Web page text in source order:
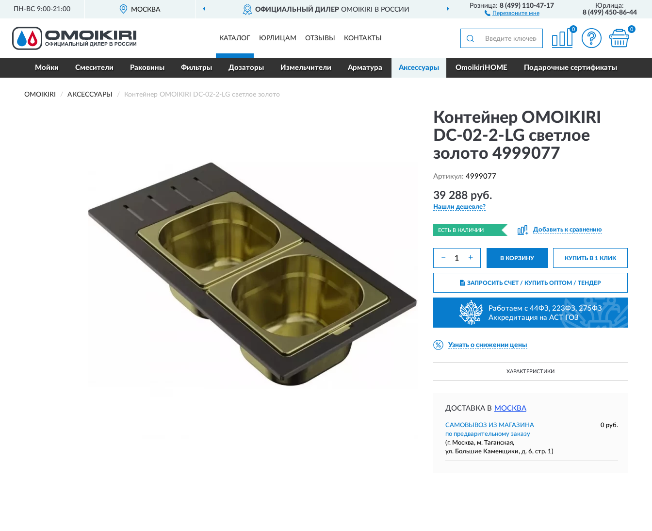
ПН-ВС 9:00-21:00 МОСКВА ОФИЦИАЛЬНЫЙ ДИЛЕР OMOIKIRI В РОССИИ ДОСТАВИМПО ВСЕЙ РОССИИ
Розница:8 (499) 110-47-17
Перезвоните мне
Юрлица:
8 (499) 450-86-44
КАТАЛОГ ЮРЛИЦАМ ОТЗЫВЫ КОНТАКТЫ
0 0
Мойки Смесители Раковины Фильтры Дозаторы Измельчители Арматура Аксессуары OmoikiriHOME Подарочные сертификаты
OMOIKIRI АКСЕССУАРЫ Контейнер OMOIKIRI DC-02-2-LG светлое золото
Контейнер OMOIKIRI
DC-02-2-LG светлое
золото 4999077
Артикул: 4999077
39 288 руб.
Нашли дешевле?
ЕСТЬ В НАЛИЧИИ Добавить к сравнению
− + В КОРЗИНУ КУПИТЬ В 1 КЛИК
ЗАПРОСИТЬ СЧЕТ / КУПИТЬ ОПТОМ/ ТЕНДЕР
Работаем с 44ФЗ, 223ФЗ, 275ФЗ
Аккредитация на АСТ ГОЗ
Узнать о снижении цены
ХАРАКТЕРИСТИКИ
ДОСТАВКА В МОСКВА
САМОВЫВОЗ ИЗ МАГАЗИНА
0 руб.
по предварительному заказу
(г. Москва, м. Таганская,
ул. Большие Каменщики, д. 6, стр. 1)